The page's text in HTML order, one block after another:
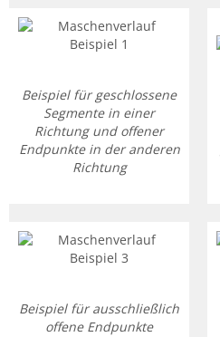
Beispiel für geschlossene
Segmente in einer
Richtung und offener
Endpunkte in der anderen
Richtung
Beispiel für ausschließlich
offene Endpunkte